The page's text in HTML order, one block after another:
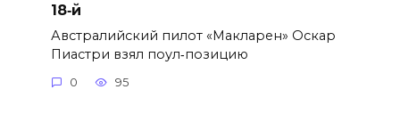
18‑й
Австралийский пилот «Макларен» Оскар
Пиастри взял поул‑позицию
0 95